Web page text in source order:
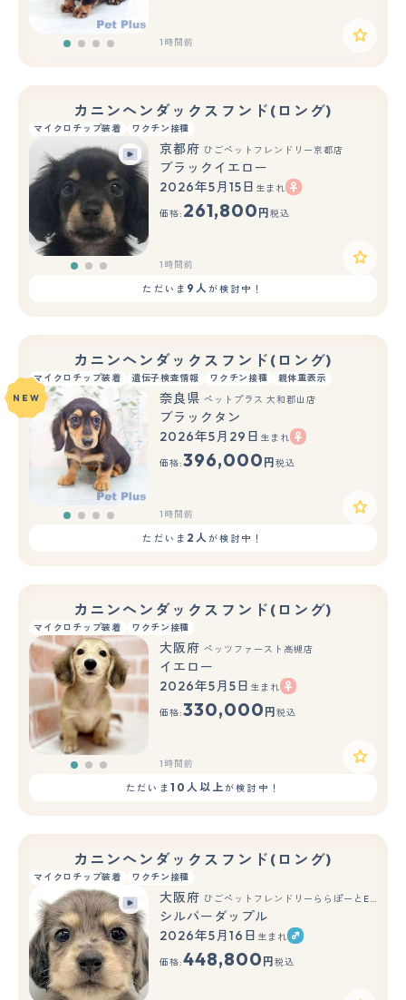
1時間前
カニンヘンダックスフンド(ロング)
マイクロチップ装着 ワクチン接種
もっと見る
京都府 ひごペットフレンドリー京都店
ブラックイエロー
2026年5月15日 生まれ
価格: 261,800 円 税込
1時間前
ただいま 9人が検討中！
カニンヘンダックスフンド(ロング)
マイクロチップ装着 遺伝子検査情報 ワクチン接種
親体重表示
NEW
奈良県 ペットプラス 大和郡山店
ブラックタン
2026年5月29日 生まれ
価格:396,000 円 税込
1時間前
ただいま 2人が検討中！
カニンヘンダックスフンド(ロング)
マイクロチップ装着 ワクチン接種
もっと見る
大阪府 ペッツファースト高槻店
イエロー
2026年5月5日 生まれ
価格:330,000 円 税込
1時間前
ただいま 10人以上が検討中！
カニンヘンダックスフンド(ロング)
マイクロチップ装着 ワクチン接種
もっと見る
大阪府 ひごペットフレンドリーららぽーとEXPOCITY店
シルバーダップル
2026年5月16日 生まれ
価格:448,800 円 税込